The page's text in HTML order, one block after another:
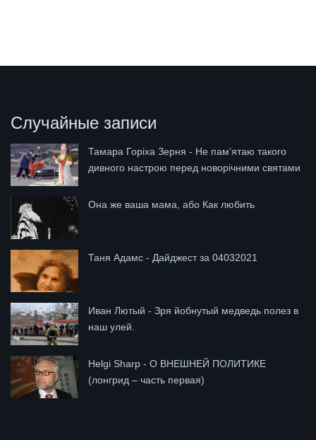
Случайные записи
Тамара Горіха Зерня - Не пам’ятаю такого
дивного настрою перед новорічними святами
Она же ваша мама, або Как любить
Таня Адамс - Дайджест за 04032021
Иван Лютый - Зря йобнутый медведь полез в
наш улей.
Helgi Sharp - О ВНЕШНЕЙ ПОЛИТИКЕ
(лонгрид – часть первая)